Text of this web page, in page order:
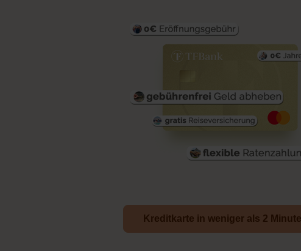
Kreditkarte in weniger als 2